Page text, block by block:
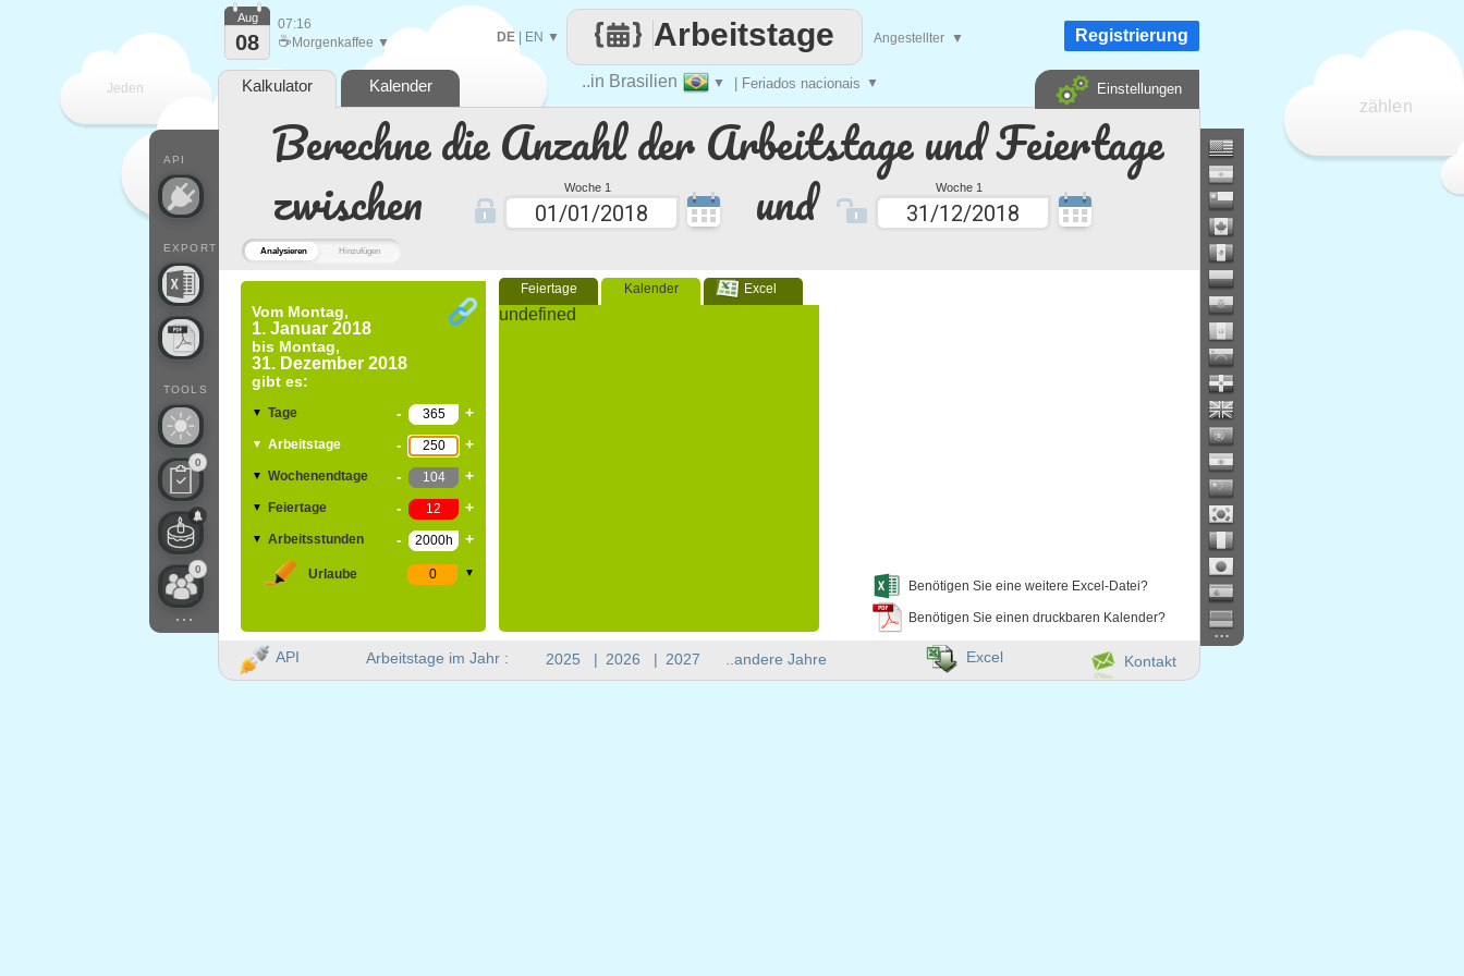
Analysieren Hinzufügen
Berechne die Anzahl der Arbeitstage und Feiertage
zwischen
Woche 1 und Woche 1
Vom Montag,
1. Januar 2018
bis Montag,
31. Dezember 2018
gibt es:
▼ Tage - +
▼ Arbeitstage - +
▼ Wochenendtage - +
▼ Feiertage - +
▼ Arbeitsstunden - +
Urlaube ▼
Feiertage Kalender Excel
undefined
Benötigen Sie eine weitere Excel-Datei?
Benötigen Sie einen druckbaren Kalender?
Jeden
zählen
..in Brasilien ▼ | Feriados nacionais ▼
Arbeitstage
DE| EN ▼ Angestellter ▼
API
EXPORT
TOOLS
0
0
...
Aug
08
07:16
☕ Morgenkaffee ▼ Registrierung
Kalkulator Kalender Einstellungen
Arbeitstage im Jahr : 2025 | 2026 | 2027 ..andere Jahre
...
API Kontakt
Excel